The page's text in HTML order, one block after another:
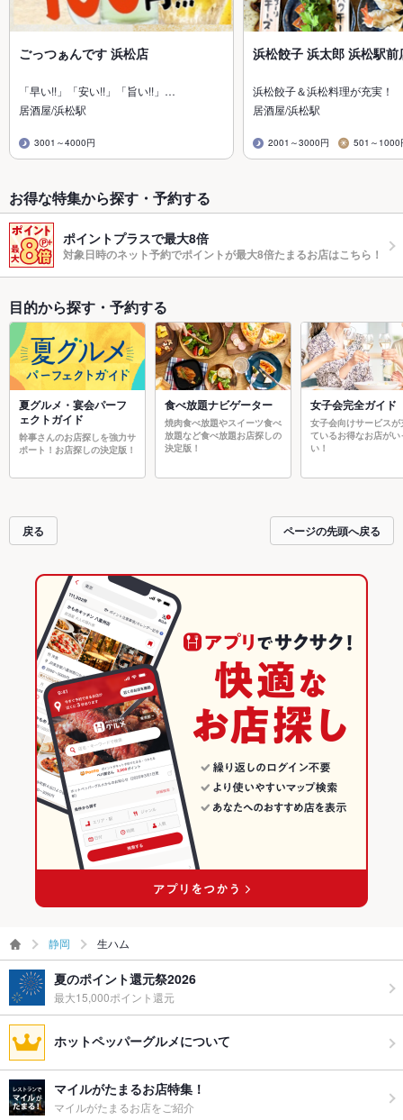
ごっつぁんです 浜松店
「早い!!」「安い!!」「旨い!!」…
居酒屋/浜松駅
3001～4000円
浜松餃子 浜太郎 浜松駅前
浜松餃子＆浜松料理が充実！
居酒屋/浜松駅
2001～3000円 501～1000
お得な特集から探す・予約する
ポイントプラスで最大8倍
対象日時のネット予約でポイントが最大8倍たまるお店はこちら！
目的から探す・予約する
夏グルメ・宴会パーフ
ェクトガイド
幹事さんのお店探しを強力サ
ポート！お店探しの決定版！
食べ放題ナビゲーター
焼肉食べ放題やスイーツ食べ
放題など食べ放題お店探しの
決定版！
女子会完全ガイド
女子会向けサービスが
ているお得なお店がい
い！
戻る ページの先頭へ戻る
静岡 生ハム
夏のポイント還元祭2026
最大15,000ポイント還元
ホットペッパーグルメについて
マイルがたまるお店特集！
マイルがたまるお店をご紹介